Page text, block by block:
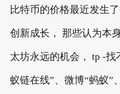
比特币的价格最近发生
创新成长， 那些认为本
太坊永远的机会， tp -找
蚁链在线”、微博“蚂蚁”